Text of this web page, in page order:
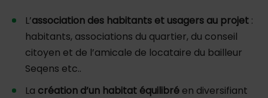
L’association des habitants et usagers au projet :
habitants, associations du quartier, du conseil
citoyen et de l’amicale de locataire du bailleur
Seqens etc..
La création d’un habitat équilibré en diversifiant